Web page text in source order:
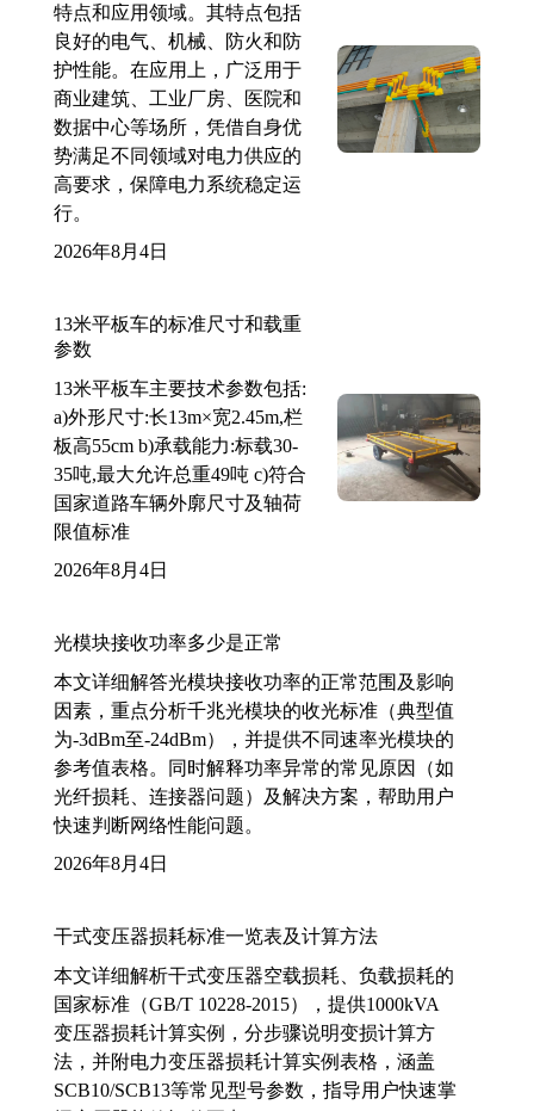
特点和应用领域。其特点包括
良好的电气、机械、防火和防
护性能。在应用上，广泛用于
商业建筑、工业厂房、医院和
数据中心等场所，凭借自身优
势满足不同领域对电力供应的
高要求，保障电力系统稳定运
行。
2026年8月4日
13米平板车的标准尺寸和载重
参数
13米平板车主要技术参数包括:
a)外形尺寸:长13m×宽2.45m,栏
板高55cm b)承载能力:标载30-
35吨,最大允许总重49吨 c)符合
国家道路车辆外廓尺寸及轴荷
限值标准
2026年8月4日
光模块接收功率多少是正常
本文详细解答光模块接收功率的正常范围及影响
因素，重点分析千兆光模块的收光标准（典型值
为-3dBm至-24dBm），并提供不同速率光模块的
参考值表格。同时解释功率异常的常见原因（如
光纤损耗、连接器问题）及解决方案，帮助用户
快速判断网络性能问题。
2026年8月4日
干式变压器损耗标准一览表及计算方法
本文详细解析干式变压器空载损耗、负载损耗的
国家标准（GB/T 10228-2015），提供1000kVA
变压器损耗计算实例，分步骤说明变损计算方
法，并附电力变压器损耗计算实例表格，涵盖
SCB10/SCB13等常见型号参数，指导用户快速掌